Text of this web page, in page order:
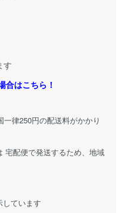
す
合はこちら！
律250円の配送料がかかり
宅配便で発送するため、地域
ています